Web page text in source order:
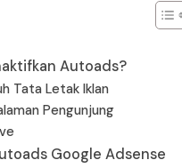
Autoads?
Tata Letak Iklan
Pengunjung
Google Adsense